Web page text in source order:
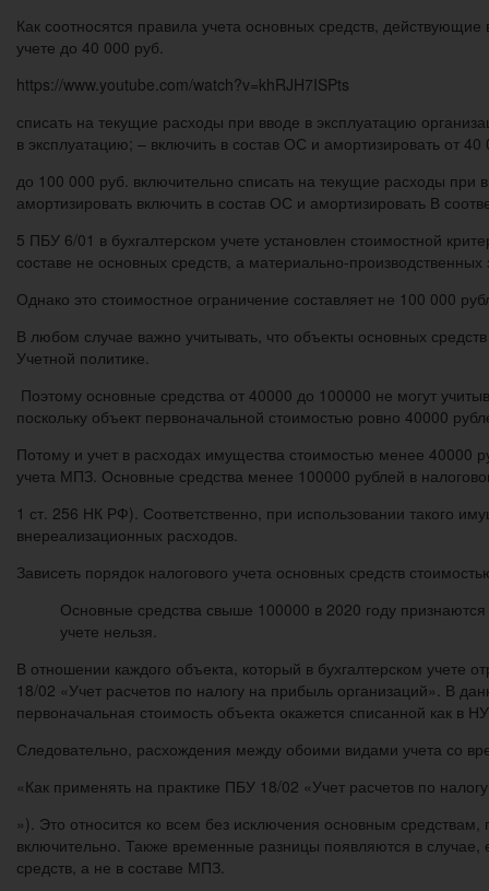
Как соотносятся правила учета основных средств,
учете до 40 000 руб.
https://www.youtube.com/watch?v=khRJH7ISPts
списать на текущие расходы при вводе в эксплуатацию
в эксплуатацию; – включить в состав ОС и амортизировать от 40
до 100 000 руб. включительно списать на текущие расходы
амортизировать включить в состав ОС и амортизировать В
5 ПБУ 6/01 в бухгалтерском учете установлен стоимостной
составе не основных средств, а материально-производственных
Однако это стоимостное ограничение составляет не 100 000
В любом случае важно учитывать, что объекты основных
Учетной политике.
Поэтому основные средства от 40000 до 100000 не могут
поскольку объект первоначальной стоимостью ровно 40000
Потому и учет в расходах имущества стоимостью менее 40000
учета МПЗ. Основные средства менее 100000 рублей в
1 ст. 256 НК РФ). Соответственно, при использовании такого
внереализационных расходов.
Зависеть порядок налогового учета основных средств
Основные средства свыше 100000 в 2020 году
учете нельзя.
В отношении каждого объекта, который в бухгалтерском учете
18/02 «Учет расчетов по налогу на прибыль организаций». В
первоначальная стоимость объекта окажется списанной как в
Следовательно, расхождения между обоими видами учета со
«Как применять на практике ПБУ 18/02 «Учет расчетов по
»). Это относится ко всем без исключения основным
включительно. Также временные разницы появляются в
средств, а не в составе МПЗ.